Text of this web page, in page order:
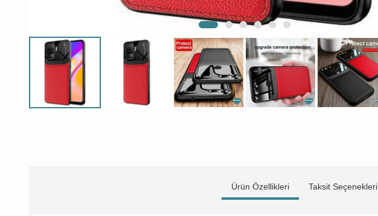
Ürün Özellikleri Taksit Seçenekleri